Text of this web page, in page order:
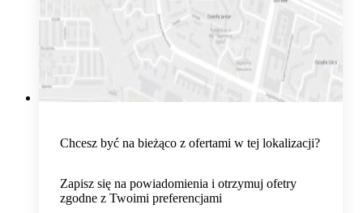
Chcesz być na bieżąco z ofertami w tej lokalizacji?
Zapisz się na powiadomienia i otrzymuj ofetry
zgodne z Twoimi preferencjami